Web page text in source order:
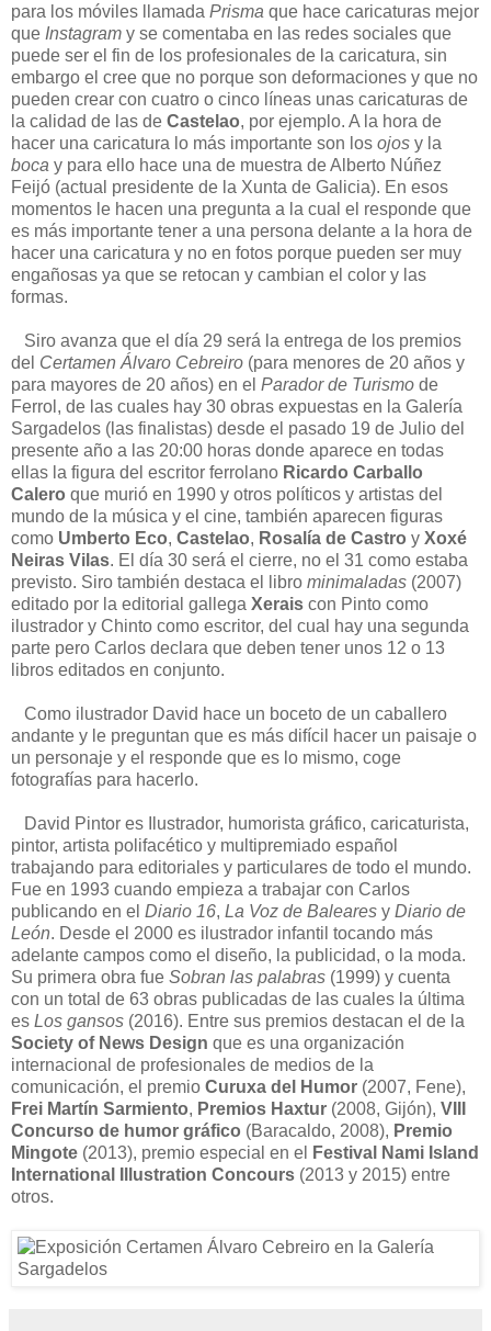
para los móviles llamada Prisma que hace caricaturas mejor
que Instagram y se comentaba en las redes sociales que
puede ser el fin de los profesionales de la caricatura, sin
embargo el cree que no porque son deformaciones y que no
pueden crear con cuatro o cinco líneas unas caricaturas de
la calidad de las de Castelao, por ejemplo. A la hora de
hacer una caricatura lo más importante son los ojos y la
boca y para ello hace una de muestra de Alberto Núñez
Feijó (actual presidente de la Xunta de Galicia). En esos
momentos le hacen una pregunta a la cual el responde que
es más importante tener a una persona delante a la hora de
hacer una caricatura y no en fotos porque pueden ser muy
engañosas ya que se retocan y cambian el color y las
formas.
Siro avanza que el día 29 será la entrega de los premios
del Certamen Álvaro Cebreiro (para menores de 20 años y
para mayores de 20 años) en el Parador de Turismo de
Ferrol, de las cuales hay 30 obras expuestas en la Galería
Sargadelos (las finalistas) desde el pasado 19 de Julio del
presente año a las 20:00 horas donde aparece en todas
ellas la figura del escritor ferrolano Ricardo Carballo
Calero que murió en 1990 y otros políticos y artistas del
mundo de la música y el cine, también aparecen figuras
como Umberto Eco, Castelao, Rosalía de Castro y Xoxé
Neiras Vilas. El día 30 será el cierre, no el 31 como estaba
previsto. Siro también destaca el libro minimaladas (2007)
editado por la editorial gallega Xerais con Pinto como
ilustrador y Chinto como escritor, del cual hay una segunda
parte pero Carlos declara que deben tener unos 12 o 13
libros editados en conjunto.
Como ilustrador David hace un boceto de un caballero
andante y le preguntan que es más difícil hacer un paisaje o
un personaje y el responde que es lo mismo, coge
fotografías para hacerlo.
David Pintor es Ilustrador, humorista gráfico, caricaturista,
pintor, artista polifacético y multipremiado español
trabajando para editoriales y particulares de todo el mundo.
Fue en 1993 cuando empieza a trabajar con Carlos
publicando en el Diario 16, La Voz de Baleares y Diario de
León. Desde el 2000 es ilustrador infantil tocando más
adelante campos como el diseño, la publicidad, o la moda.
Su primera obra fue Sobran las palabras (1999) y cuenta
con un total de 63 obras publicadas de las cuales la última
es Los gansos (2016). Entre sus premios destacan el de la
Society of News Design que es una organización
internacional de profesionales de medios de la
comunicación, el premio Curuxa del Humor (2007, Fene),
Frei Martín Sarmiento, Premios Haxtur (2008, Gijón), VIII
Concurso de humor gráfico (Baracaldo, 2008), Premio
Mingote (2013), premio especial en el
Festival Nami Island
International Illustration Concours (2013 y 2015) entre
otros.